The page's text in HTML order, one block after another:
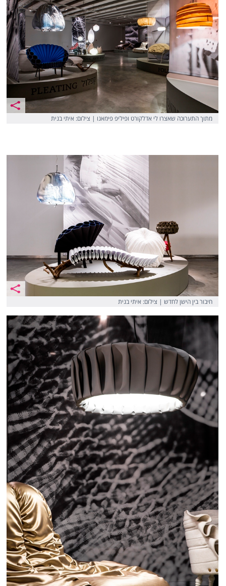
מתוך התערוכה שאצרו לי אדלקורט ופיליפ פימאנו | צילום: איתי בנית
חיבור בין הישן לחדש | צילום: איתי בנית